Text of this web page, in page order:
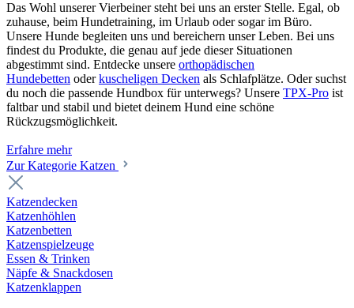
Das Wohl unserer Vierbeiner steht bei uns an erster Stelle. Egal, ob
zuhause, beim Hundetraining, im Urlaub oder sogar im Büro.
Unsere Hunde begleiten uns und bereichern unser Leben. Bei uns
findest du Produkte, die genau auf jede dieser Situationen
abgestimmt sind. Entdecke unsere orthopädischen
Hundebetten oderkuscheligen Decken als Schlafplätze. Oder suchst
du noch die passende Hundbox für unterwegs? Unsere TPX-Pro ist
faltbar und stabil und bietet deinem Hund eine schöne
Rückzugsmöglichkeit.
Erfahre mehr
Zur Kategorie Katzen
Katzendecken
Katzenhöhlen
Katzenbetten
Katzenspielzeuge
Essen & Trinken
Näpfe & Snackdosen
Katzenklappen